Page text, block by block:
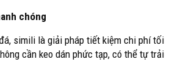
chóng
simili là giải pháp tiết kiệm chi phí tối
cần keo dán phức tạp, có thể tự trải